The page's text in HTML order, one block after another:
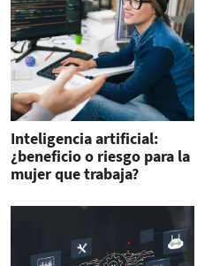
Inteligencia artificial:
¿beneficio o riesgo para la
mujer que trabaja?